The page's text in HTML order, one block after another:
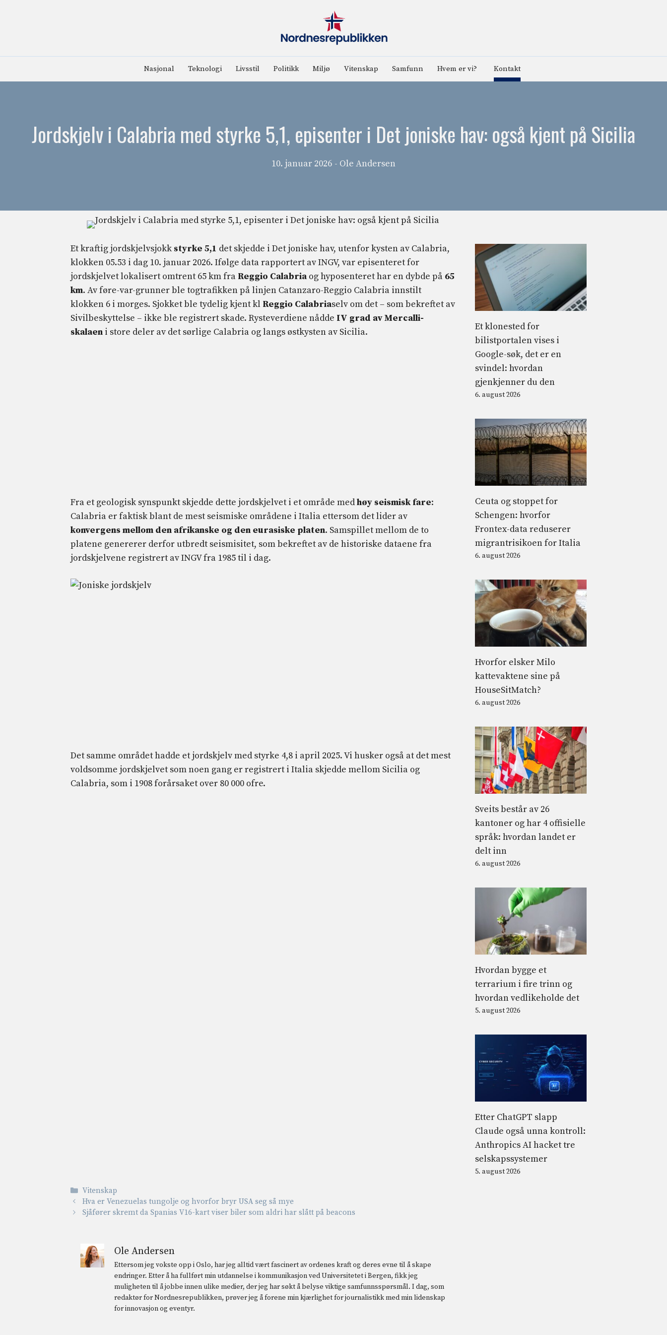
Nasjonal Teknologi Livsstil Politikk Miljø Vitenskap Samfunn Hvem er vi? Kontakt
Jordskjelv i Calabria med styrke 5,1, episenter i Det joniske hav: også kjent på Sicilia
10. januar 2026 - Ole Andersen
Et kraftig jordskjelvsjokk styrke 5,1 det skjedde i Det joniske hav, utenfor kysten av Calabria,
klokken 05.53 i dag 10. januar 2026. Ifølge data rapportert av INGV, var episenteret for
jordskjelvet lokalisert omtrent 65 km fra Reggio Calabria og hyposenteret har en dybde på 65
km. Av føre-var-grunner ble togtrafikken på linjen Catanzaro-Reggio Calabria innstilt
klokken 6 i morges. Sjokket ble tydelig kjent kl Reggio Calabriaselv om det – som bekreftet av
Sivilbeskyttelse – ikke ble registrert skade. Rysteverdiene nådde IV grad av Mercalli-
skalaen i store deler av det sørlige Calabria og langs østkysten av Sicilia.
Fra et geologisk synspunkt skjedde dette jordskjelvet i et område medhøy seismisk fare:
Calabria er faktisk blant de mest seismiske områdene i Italia ettersom det lider av
konvergens mellom den afrikanske og den eurasiske platen. Samspillet mellom de to
platene genererer derfor utbredt seismisitet, som bekreftet av de historiske dataene fra
jordskjelvene registrert av INGV fra 1985 til i dag.
Det samme området hadde et jordskjelv med styrke 4,8 i april 2025. Vi husker også at det mest
voldsomme jordskjelvet som noen gang er registrert i Italia skjedde mellom Sicilia og
Calabria, som i 1908 forårsaket over 80 000 ofre.
Kategorier
Vitenskap
Hva er Venezuelas tungolje og hvorfor bryr USA seg så mye
Sjåfører skremt da Spanias V16-kart viser biler som aldri har slått på beacons
Ole Andersen
Ettersom jeg vokste opp i Oslo, har jeg alltid vært fascinert av ordenes kraft og deres evne til å skape
endringer. Etter å ha fullført min utdannelse i kommunikasjon ved Universitetet i Bergen, fikk jeg
muligheten til å jobbe innen ulike medier, der jeg har søkt å belyse viktige samfunnsspørsmål. I dag, som
redaktør for Nordnesrepublikken, prøver jeg å forene min kjærlighet for journalistikk med min lidenskap
for innovasjon og eventyr.
Et klonested for
bilistportalen vises i
Google-søk, det er en
svindel: hvordan
gjenkjenner du den
6. august 2026
Ceuta og stoppet for
Schengen: hvorfor
Frontex-data reduserer
migrantrisikoen for Italia
6. august 2026
Hvorfor elsker Milo
kattevaktene sine på
HouseSitMatch?
6. august 2026
Sveits består av 26
kantoner og har 4 offisielle
språk: hvordan landet er
delt inn
6. august 2026
Hvordan bygge et
terrarium i fire trinn og
hvordan vedlikeholde det
5. august 2026
Etter ChatGPT slapp
Claude også unna kontroll:
Anthropics AI hacket tre
selskapssystemer
5. august 2026